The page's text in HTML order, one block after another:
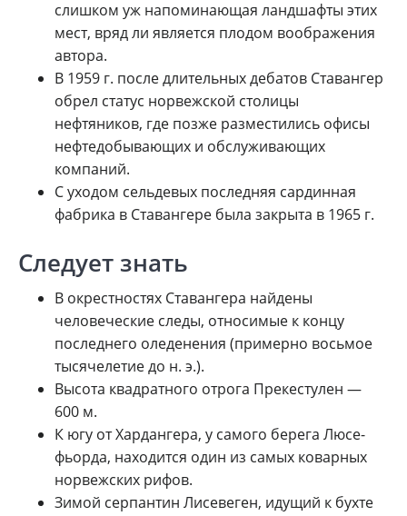
слишком уж напоминающая ландшафты этих
мест, вряд ли является плодом воображения
автора.
В 1959 г. после длительных дебатов Ставангер
обрел статус норвежской столицы
нефтяников, где позже разместились офисы
нефтедобывающих и обслуживающих
компаний.
С уходом сельдевых последняя сардинная
фабрика в Ставангере была закрыта в 1965 г.
Следует знать
В окрестностях Ставангера найдены
человеческие следы, относимые к концу
последнего оледенения (примерно восьмое
тысячелетие до н. э.).
Высота квадратного отрога Прекестулен —
600 м.
К югу от Хардангера, у самого берега Люсе-
фьорда, находится один из самых коварных
норвежских рифов.
Зимой серпантин Лисевеген, идущий к бухте